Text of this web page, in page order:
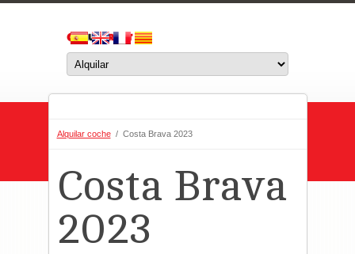
Alquilar coche/ Costa Brava 2023
Costa Brava
2023